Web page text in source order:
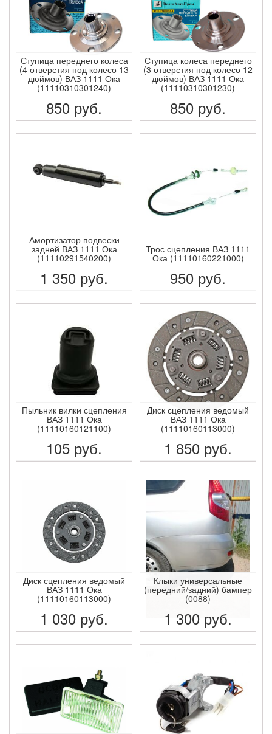
Ступица переднего колеса
(4 отверстия под колесо 13
дюймов) ВАЗ 1111 Ока
(11110310301240)
850 руб.
ПОДРОБНЕЕ
Ступица колеса переднего
(3 отверстия под колесо 12
дюймов) ВАЗ 1111 Ока
(11110310301230)
850 руб.
ПОДРОБНЕЕ
Амортизатор подвески
задней ВАЗ 1111 Ока
(11110291540200)
1 350 руб.
ПОДРОБНЕЕ
Трос сцепления ВАЗ 1111
Ока (11110160221000)
950 руб.
ПОДРОБНЕЕ
Пыльник вилки сцепления
ВАЗ 1111 Ока
(11110160121100)
105 руб.
ПОДРОБНЕЕ
Диск сцепления ведомый
ВАЗ 1111 Ока
(11110160113000)
1 850 руб.
ПОДРОБНЕЕ
Диск сцепления ведомый
ВАЗ 1111 Ока
(11110160113000)
1 030 руб.
ПОДРОБНЕЕ
Клыки универсальные
(передний/задний) бампер
(0088)
1 300 руб.
ПОДРОБНЕЕ